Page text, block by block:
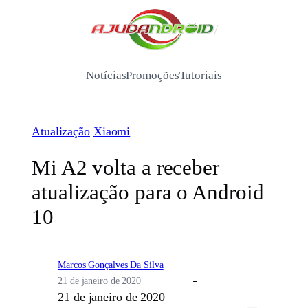
/
NotíciasPromoçõesTutoriais
Atualização Xiaomi
Mi A2 volta a receber
atualização para o Android
10
Marcos Gonçalves Da Silva
21 de janeiro de 2020
21 de janeiro de 2020